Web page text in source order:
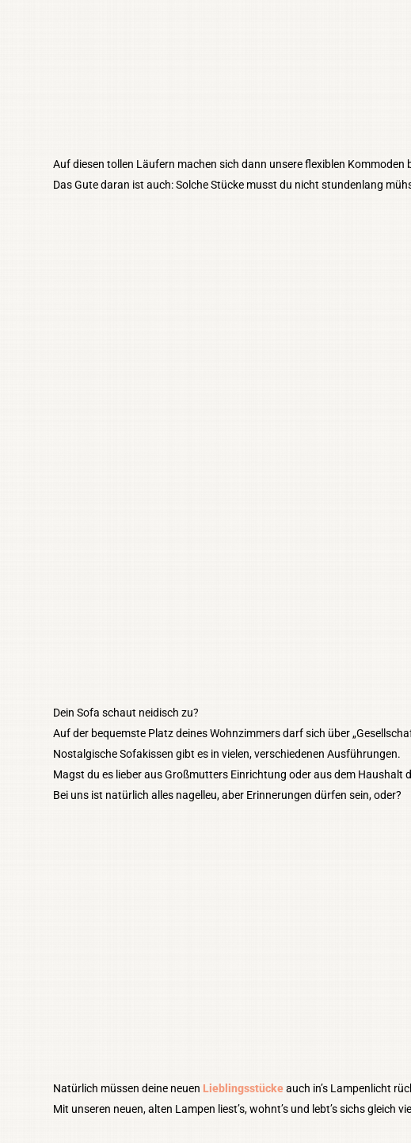
Auf diesen tollen Läufern machen sich dann unsere flexiblen
Das Gute daran ist auch: Solche Stücke musst du nicht stundenlang
Dein Sofa schaut neidisch zu?
Auf der bequemste Platz deines Wohnzimmers darf sich über
Nostalgische Sofakissen gibt es in vielen, verschiedenen Ausführungen.
Magst du es lieber aus Großmutters Einrichtung oder aus dem Haushalt
Bei uns ist natürlich alles nagelleu, aber Erinnerungen dürfen sein, oder?
Natürlich müssen deine neuen Lieblingsstückeauch in’s Lampenlicht
Mit unseren neuen, alten Lampen liest’s, wohnt’s und lebt’s sichs gleich